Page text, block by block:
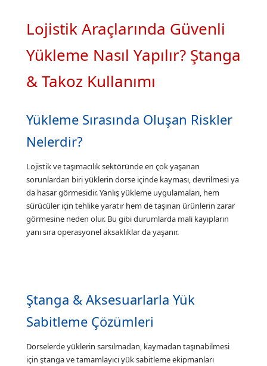
Lojistik Araçlarında Güvenli
Yükleme Nasıl Yapılır? Ştanga
& Takoz Kullanımı
Yükleme Sırasında Oluşan Riskler
Nelerdir?
Lojistik ve taşımacılık sektöründe en çok yaşanan
sorunlardan biri yüklerin dorse içinde kayması, devrilmesi ya
da hasar görmesidir. Yanlış yükleme uygulamaları, hem
sürücüler için tehlike yaratır hem de taşınan ürünlerin zarar
görmesine neden olur. Bu gibi durumlarda mali kayıpların
yanı sıra operasyonel aksaklıklar da yaşanır.
Ştanga & Aksesuarlarla Yük
Sabitleme Çözümleri
Dorselerde yüklerin sarsılmadan, kaymadan taşınabilmesi
için ştanga ve tamamlayıcı yük sabitleme ekipmanları